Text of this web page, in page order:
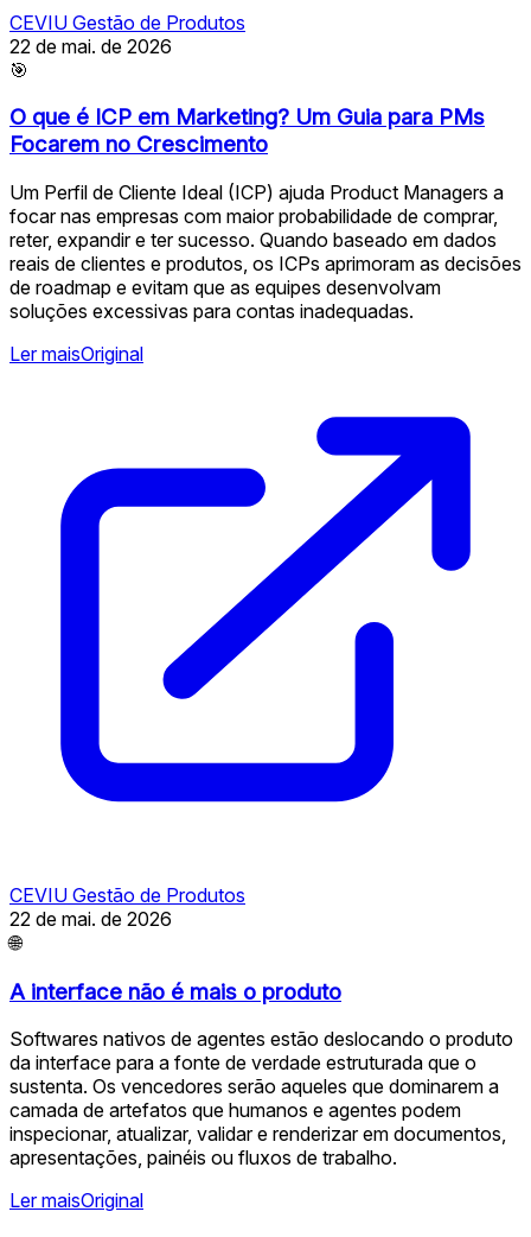
CEVIU Gestão de Produtos
22 de mai. de 2026
🎯
O que é ICP em Marketing? Um Guia para PMs
Focarem no Crescimento
Um Perfil de Cliente Ideal (ICP) ajuda Product Managers a
focar nas empresas com maior probabilidade de comprar,
reter, expandir e ter sucesso. Quando baseado em dados
reais de clientes e produtos, os ICPs aprimoram as decisões
de roadmap e evitam que as equipes desenvolvam
soluções excessivas para contas inadequadas.
Ler maisOriginal
CEVIU Gestão de Produtos
22 de mai. de 2026
🌐
A interface não é mais o produto
Softwares nativos de agentes estão deslocando o produto
da interface para a fonte de verdade estruturada que o
sustenta. Os vencedores serão aqueles que dominarem a
camada de artefatos que humanos e agentes podem
inspecionar, atualizar, validar e renderizar em documentos,
apresentações, painéis ou fluxos de trabalho.
Ler maisOriginal